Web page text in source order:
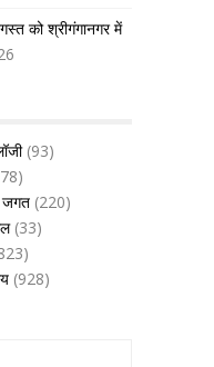
को श्रीगंगानगर में
(93)
जगत (220)
(33)
(928)